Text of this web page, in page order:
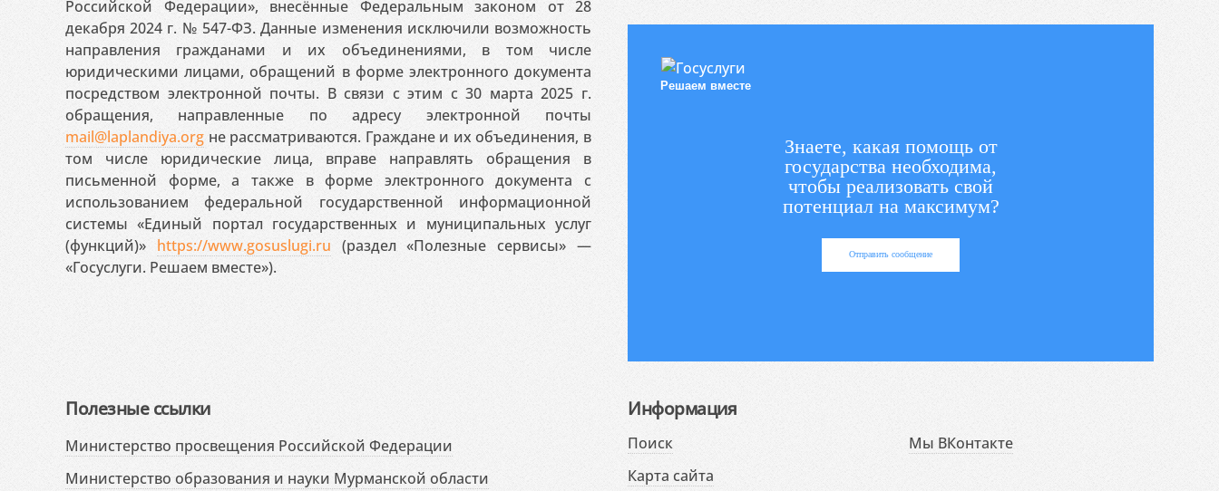
Российской Федерации», внесённые Федеральным законом от 28
декабря 2024 г. № 547-ФЗ. Данные изменения исключили возможность
направления гражданами и их объединениями, в том числе
юридическими лицами, обращений в форме электронного документа
посредством электронной почты. В связи с этим с 30 марта 2025 г.
обращения, направленные по адресу электронной почты
mail@laplandiya.org не рассматриваются. Граждане и их объединения, в
том числе юридические лица, вправе направлять обращения в
письменной форме, а также в форме электронного документа с
использованием федеральной государственной информационной
системы «Единый портал государственных и муниципальных услуг
(функций)» https://www.gosuslugi.ru (раздел «Полезные сервисы» —
«Госуслуги. Решаем вместе»).
Решаем вместе
Знаете, какая помощь от
государства необходима,
чтобы реализовать свой
потенциал на максимум?
Отправить сообщение
Полезные ссылки
Министерство просвещения Российской Федерации
Министерство образования и науки Мурманской области
Информация
Поиск
Карта сайта
Мы ВКонтакте